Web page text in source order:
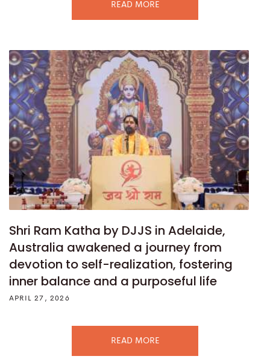
READ MORE
Shri Ram Katha by DJJS in Adelaide,
Australia awakened a journey from
devotion to self-realization, fostering
inner balance and a purposeful life
APRIL 27, 2026
READ MORE